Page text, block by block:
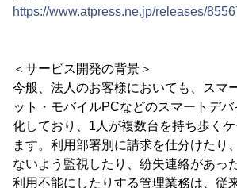
https://www.atpress.ne.jp/releases/
＜サービス開発の背景＞
今般、法人のお客様においても、スマ
ット・モバイルPCなどのスマートデ
化しており、1人が複数台を持ち歩く
ます。利用部署別に請求を仕分けたり
ないよう監視したり、紛失連絡があっ
利用不能にしたりする管理業務は、従